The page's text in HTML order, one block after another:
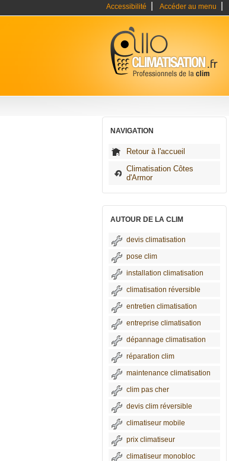
Accessibilité Accéder au menu
NAVIGATION
Retour à l'accueil
Climatisation Côtes
d'Armor
AUTOUR DE LA CLIM
devis climatisation
pose clim
installation climatisation
climatisation réversible
entretien climatisation
entreprise climatisation
dépannage climatisation
réparation clim
maintenance climatisation
clim pas cher
devis clim réversible
climatiseur mobile
prix climatiseur
climatiseur monobloc